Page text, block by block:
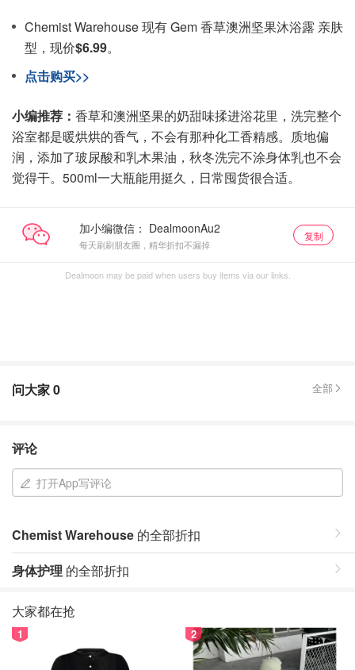
Chemist Warehouse 现有 Gem 香草澳洲坚果沐浴露 亲肤
型，现价$6.99。
点击购买>>
小编推荐： 香草和澳洲坚果的奶甜味揉进浴花里，洗完整个
浴室都是暖烘烘的香气，不会有那种化工香精感。质地偏
润，添加了玻尿酸和乳木果油，秋冬洗完不涂身体乳也不会
觉得干。500ml一大瓶能用挺久，日常囤货很合适。
加小编微信：
每天刷刷朋友圈，精华折扣不漏掉
复制
Dealmoon may be paid when users buy items via our links.
问大家0 全部
评论
打开App写评论
Chemist Warehouse 的全部折扣
身体护理 的全部折扣
大家都在抢
1 2